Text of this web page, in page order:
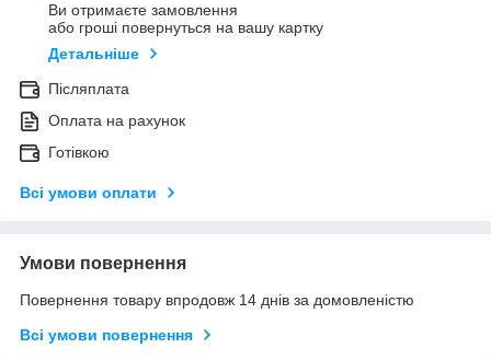
Ви отримаєте замовлення
або гроші повернуться на вашу картку
Детальніше
Післяплата
Оплата на рахунок
Готівкою
Всі умови оплати
Умови повернення
Повернення товару впродовж 14 днів за домовленістю
Всі умови повернення